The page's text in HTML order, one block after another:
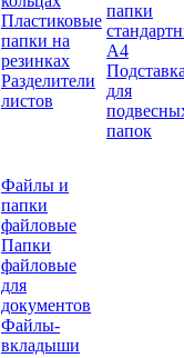
Пластиковые
папки на
резинках
Разделители
листов
папки
А4
для
папок
Файлы и
папки
файловые
Папки
файловые
для
документов
Файлы-
вкладыши